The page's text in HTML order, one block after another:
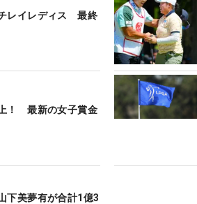
レイレディス 最終
！ 最新の女子賞金
下美夢有が合計1億3